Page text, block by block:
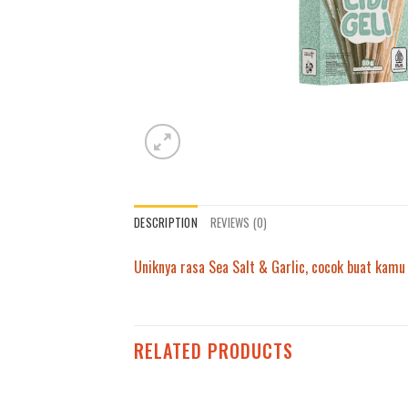
DESCRIPTION REVIEWS (0)
Uniknya rasa Sea Salt & Garlic, cocok buat
RELATED PRODUCTS